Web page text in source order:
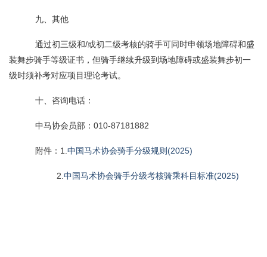
九、其他
通过初三级和/或初二级考核的骑手可同时申领场地障碍和盛
装舞步骑手等级证书，但骑手继续升级到场地障碍或盛装舞步初一
级时须补考对应项目理论考试。
十、咨询电话：
中马协会员部：010-87181882
附件：1. 中国马术协会骑手分级规则(2025)
2. 中国马术协会骑手分级考核骑乘科目标准(2025)